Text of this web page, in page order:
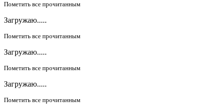
Пометить все прочитанным
Загружаю.....
Пометить все прочитанным
Загружаю.....
Пометить все прочитанным
Загружаю.....
Пометить все прочитанным